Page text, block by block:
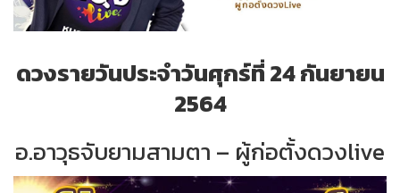
ดวงรายวันประจำวันศุกร์ที่ 24 กันยายน
2564
อ.อาวุธจับยามสามตา – ผู้ก่อตั้งดวงlive